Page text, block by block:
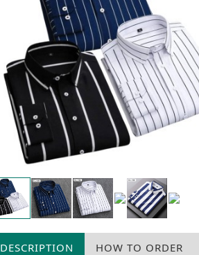
DESCRIPTION HOW TO ORDER